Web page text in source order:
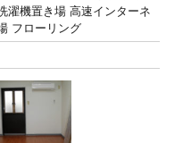
濯機置き場 高速インターネ
フローリング